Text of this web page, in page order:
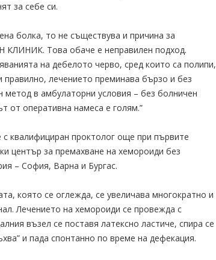
за себе си.
болка, то нe съществува и причина за
КЛИНИК. Това обаче е неправилен подход.
на дебелото черво, сред които са полипи,
правилно, лечението преминава бързо и без
метод в амбулаторни условия – без болничен
от оперативна намеса е голям.”
квалифициран проктолог още при първите
център за премахване на хемороиди без
– София, Варна и Бургас.
която се оглежда, се увеличава многократно и
Лечението на хемороиди се провежда с
възел се поставя латексно ластиче, спира се
и пада спонтанно по време на дефекация.